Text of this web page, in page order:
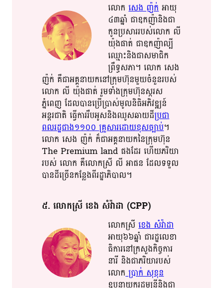
លោក​សេង​ ញ៉​ក់​អាយុ​​
៤៣​​ឆ្នាំ​ ជា​ឧកញ៉ា​និង​​ជា​​
កូន​​​​​ប្រសា​ររបស់​លោក​ លី​
យ៉ុង​ផាត់​ ជា​ឧកញ៉ា​​ល្បី​​
ឈ្មោះ​​និង​ជាស​មា​ជិ​ក​
ព្រឹទ្ធសភា​។​​ លោក​ សេង​
ញ៉​ក់​ គឺ​​ជា​អគ្គនាយក​នៅ​​ក្រុមហ៊ុន​មួយចំនួន​របស់​​
លោក​​ លី​ យ៉ុង​ផាត់​ រួម​ទាំង​ក្រុមហ៊ុន​​ស្ករ​​ស​​
ភ្នំពេញ​​ ដែល​បាន​ប្រើប្រាស់​​មូល​​និធិ​​អភិវឌ្ឍន៍​
អន្តរជាតិ​ ​ធ្វើ​​ការ​​រឹបអូស​និង​ឈូស​ឆាយ​​ដី​ប្រជា​
ពល​​រដ្ឋ​​ជាង១១០០​ គ្រួសារ​ដោយ​ខុសច្បាប់​។​
លោក​ សេង​ ញ៉​ក់​ ក៏​ជា​អគ្គ​នា​​យក​​​នៃ​ក្រុម​​ហ៊ុន​
The Premium land ផង​ដែរ​ ហើយ​​ភរិយា​
របស់​ លោក​ គឺ​​លោក​​ស្រី​ លី​ អា​ផន​ ដែល​ទទួល​
បាន​ដី​ច្រើន​កន្លែង​​ពី​រដ្ឋា​​ភិបាល​។​
៥​. លោកស្រី​ ខេង​ សំ​វ៉ា​ដា​ (CPP)
លោកស្រី​ខេង​ សំ​វ៉ា​ដា​​
អាយុ​​៦៦ឆ្នាំ​ ជារ​ដ្ឋ​​លេ​​ខា​​
ធិ​​ការ​​នៅ​​ក្រសួងកិច្ចការ
នារី​ និង​​ជា​ភរិយា​របស់​
លោក​​​ប្រាក់​ សុ​ខុន​
ឧបនាយក​រដ្ឋមន្រ្តី​និង​​ជា​​